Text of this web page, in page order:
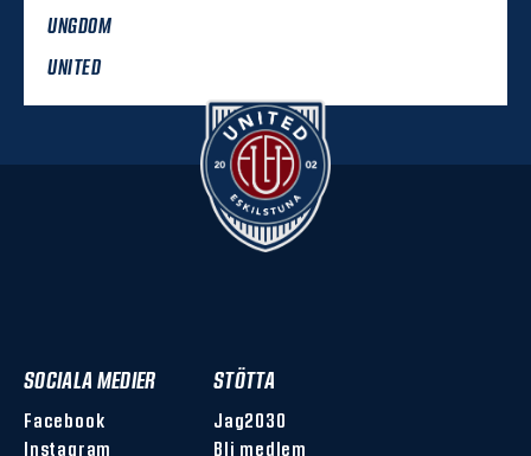
UNGDOM
UNITED
SOCIALA MEDIER
Facebook
Instagram
STÖTTA
Jag2030
Bli medlem